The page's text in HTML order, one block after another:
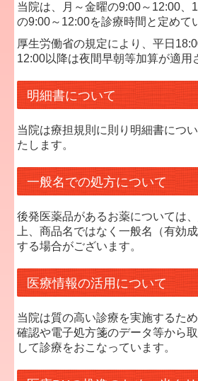
当院は、月～金曜の9:00～12:00、
の9:00～12:00を診療時間と定めて
厚生労働省の規定により、平日
12:00以降は夜間早朝等加算が適用
明細書について
当院は療担規則に則り明細書につ
たします。
一般名での処方について
後発医薬品があるお薬については
上、商品名ではなく一般名（有効
する場合がございます。
医療情報の活用について
当院は質の高い診療を実施するた
確認や電子処方箋のデータ等から
して診療をおこなっています。